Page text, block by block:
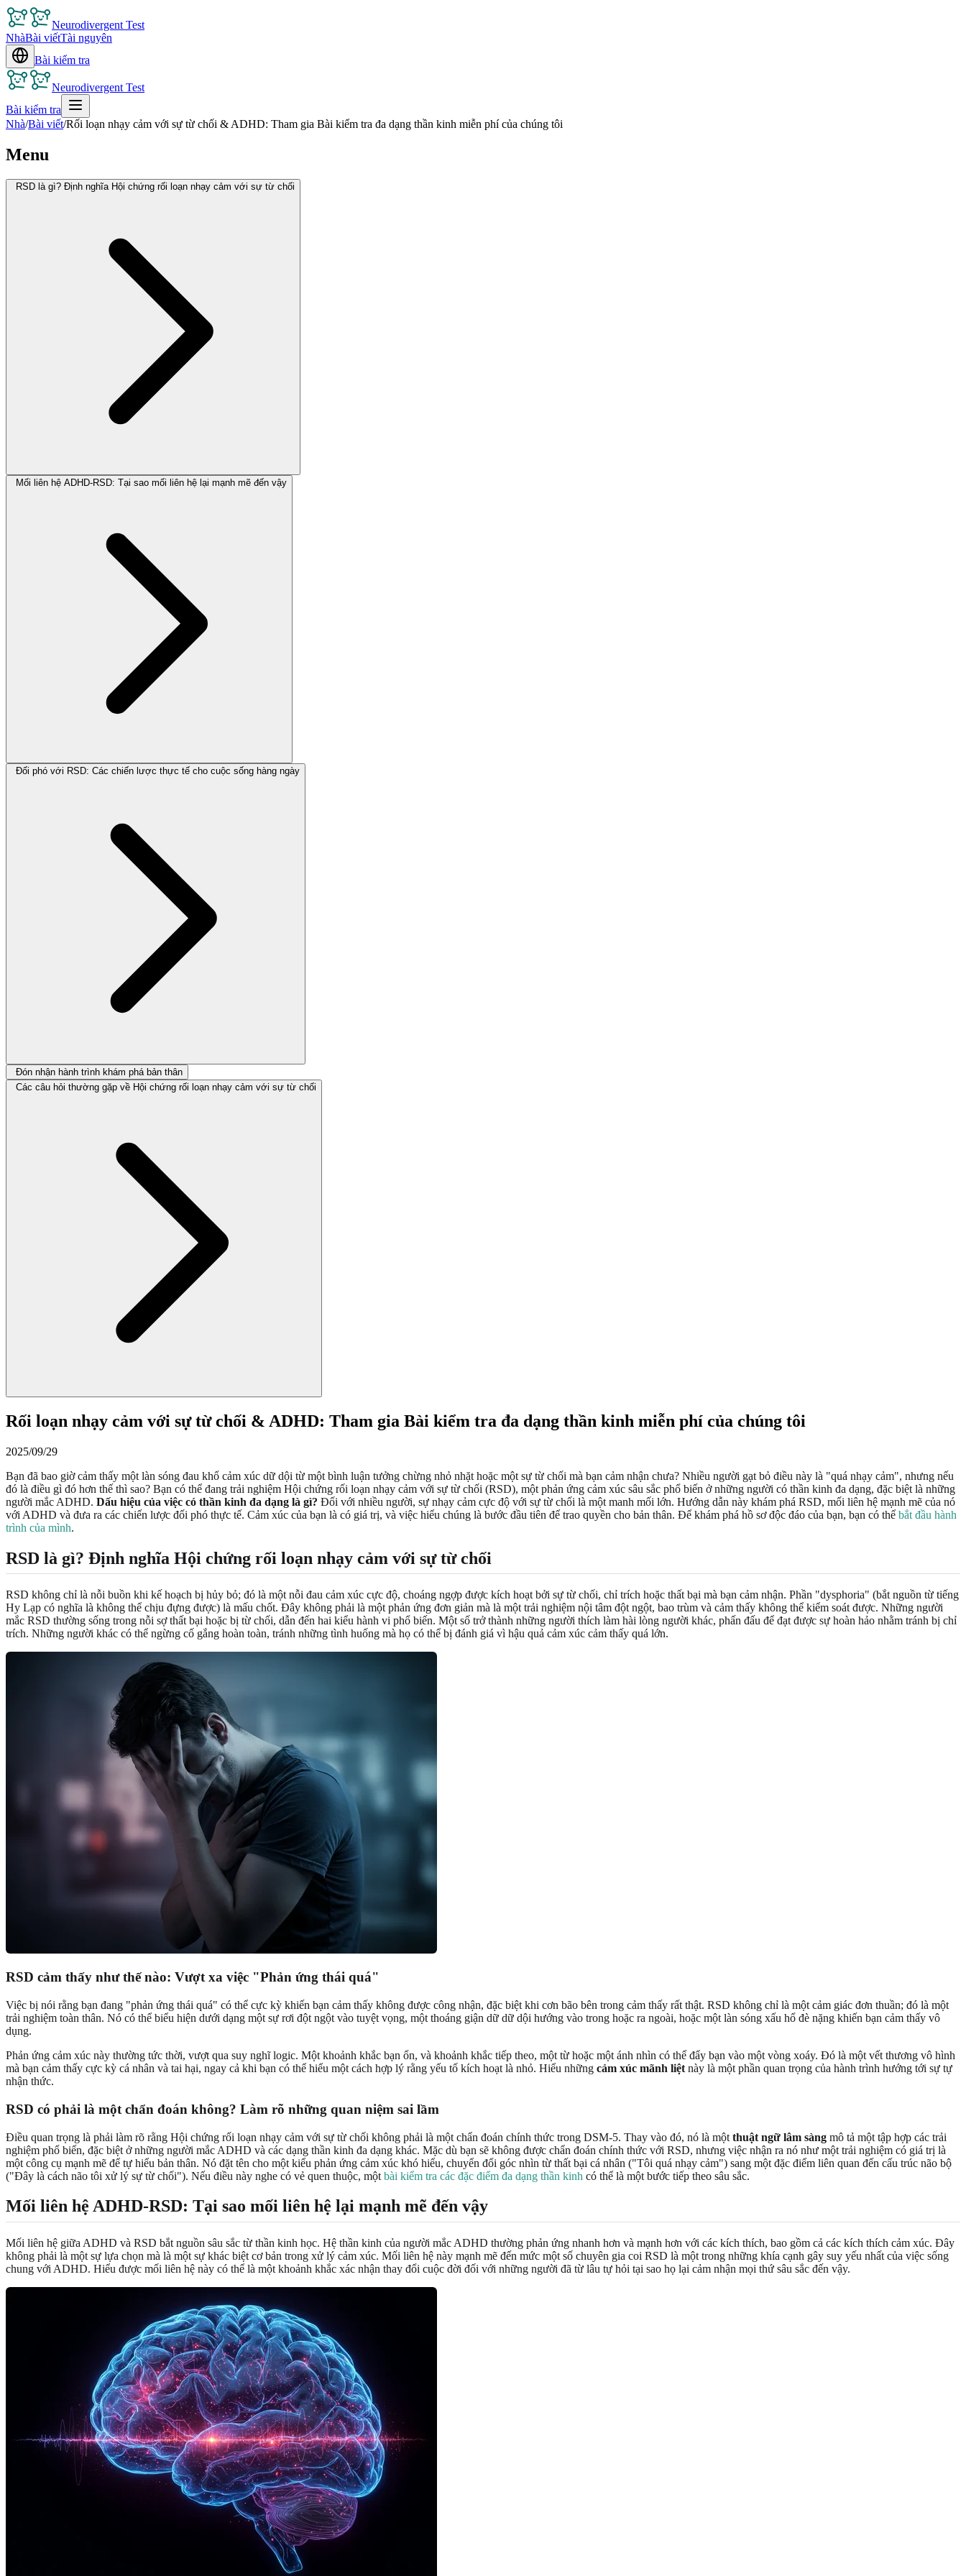
Neurodivergent Test
NhàBài viếtTài nguyên
Bài kiểm tra
Neurodivergent Test
Bài kiểm tra
Nhà/Bài viết/Rối loạn nhạy cảm với sự từ chối & ADHD: Tham gia Bài kiểm tra đa dạng thần kinh miễn phí của chúng tôi
Menu
RSD là gì? Định nghĩa Hội chứng rối loạn nhạy cảm với sự từ chối
Mối liên hệ ADHD-RSD: Tại sao mối liên hệ lại mạnh mẽ đến vậy
Đối phó với RSD: Các chiến lược thực tế cho cuộc sống hàng ngày
Đón nhận hành trình khám phá bản thân
Các câu hỏi thường gặp về Hội chứng rối loạn nhạy cảm với sự từ chối
Rối loạn nhạy cảm với sự từ chối & ADHD: Tham gia Bài kiểm tra đa dạng thần kinh miễn phí của chúng tôi
2025/09/29
Bạn đã bao giờ cảm thấy một làn sóng đau khổ cảm xúc dữ dội từ một bình luận tưởng chừng nhỏ nhặt hoặc một sự từ chối mà bạn cảm nhận chưa? Nhiều người gạt bỏ điều này là "quá nhạy cảm", nhưng nếu
đó là điều gì đó hơn thế thì sao? Bạn có thể đang trải nghiệm Hội chứng rối loạn nhạy cảm với sự từ chối (RSD), một phản ứng cảm xúc sâu sắc phổ biến ở những người có thần kinh đa dạng, đặc biệt là những
người mắc ADHD. Dấu hiệu của việc có thần kinh đa dạng là gì? Đối với nhiều người, sự nhạy cảm cực độ với sự từ chối là một manh mối lớn. Hướng dẫn này khám phá RSD, mối liên hệ mạnh mẽ của nó
với ADHD và đưa ra các chiến lược đối phó thực tế. Cảm xúc của bạn là có giá trị, và việc hiểu chúng là bước đầu tiên để trao quyền cho bản thân. Để khám phá hồ sơ độc đáo của bạn, bạn có thể bắt đầu hành
trình của mình.
RSD là gì? Định nghĩa Hội chứng rối loạn nhạy cảm với sự từ chối
RSD không chỉ là nỗi buồn khi kế hoạch bị hủy bỏ; đó là một nỗi đau cảm xúc cực độ, choáng ngợp được kích hoạt bởi sự từ chối, chỉ trích hoặc thất bại mà bạn cảm nhận. Phần "dysphoria" (bắt nguồn từ tiếng
Hy Lạp có nghĩa là không thể chịu đựng được) là mấu chốt. Đây không phải là một phản ứng đơn giản mà là một trải nghiệm nội tâm đột ngột, bao trùm và cảm thấy không thể kiểm soát được. Những người
mắc RSD thường sống trong nỗi sợ thất bại hoặc bị từ chối, dẫn đến hai kiểu hành vi phổ biến. Một số trở thành những người thích làm hài lòng người khác, phấn đấu để đạt được sự hoàn hảo nhằm tránh bị chỉ
trích. Những người khác có thể ngừng cố gắng hoàn toàn, tránh những tình huống mà họ có thể bị đánh giá vì hậu quả cảm xúc cảm thấy quá lớn.
RSD cảm thấy như thế nào: Vượt xa việc "Phản ứng thái quá"
Việc bị nói rằng bạn đang "phản ứng thái quá" có thể cực kỳ khiến bạn cảm thấy không được công nhận, đặc biệt khi cơn bão bên trong cảm thấy rất thật. RSD không chỉ là một cảm giác đơn thuần; đó là một
trải nghiệm toàn thân. Nó có thể biểu hiện dưới dạng một sự rơi đột ngột vào tuyệt vọng, một thoáng giận dữ dữ dội hướng vào trong hoặc ra ngoài, hoặc một làn sóng xấu hổ đè nặng khiến bạn cảm thấy vô
dụng.
Phản ứng cảm xúc này thường tức thời, vượt qua suy nghĩ logic. Một khoảnh khắc bạn ổn, và khoảnh khắc tiếp theo, một từ hoặc một ánh nhìn có thể đẩy bạn vào một vòng xoáy. Đó là một vết thương vô hình
mà bạn cảm thấy cực kỳ cá nhân và tai hại, ngay cả khi bạn có thể hiểu một cách hợp lý rằng yếu tố kích hoạt là nhỏ. Hiểu những cảm xúc mãnh liệt này là một phần quan trọng của hành trình hướng tới sự tự
nhận thức.
RSD có phải là một chẩn đoán không? Làm rõ những quan niệm sai lầm
Điều quan trọng là phải làm rõ rằng Hội chứng rối loạn nhạy cảm với sự từ chối không phải là một chẩn đoán chính thức trong DSM-5. Thay vào đó, nó là một thuật ngữ lâm sàng mô tả một tập hợp các trải
nghiệm phổ biến, đặc biệt ở những người mắc ADHD và các dạng thần kinh đa dạng khác. Mặc dù bạn sẽ không được chẩn đoán chính thức với RSD, nhưng việc nhận ra nó như một trải nghiệm có giá trị là
một công cụ mạnh mẽ để tự hiểu bản thân. Nó đặt tên cho một kiểu phản ứng cảm xúc khó hiểu, chuyển đổi góc nhìn từ thất bại cá nhân ("Tôi quá nhạy cảm") sang một đặc điểm liên quan đến cấu trúc não bộ
("Đây là cách não tôi xử lý sự từ chối"). Nếu điều này nghe có vẻ quen thuộc, một bài kiểm tra các đặc điểm đa dạng thần kinh có thể là một bước tiếp theo sâu sắc.
Mối liên hệ ADHD-RSD: Tại sao mối liên hệ lại mạnh mẽ đến vậy
Mối liên hệ giữa ADHD và RSD bắt nguồn sâu sắc từ thần kinh học. Hệ thần kinh của người mắc ADHD thường phản ứng nhanh hơn và mạnh hơn với các kích thích, bao gồm cả các kích thích cảm xúc. Đây
không phải là một sự lựa chọn mà là một sự khác biệt cơ bản trong xử lý cảm xúc. Mối liên hệ này mạnh mẽ đến mức một số chuyên gia coi RSD là một trong những khía cạnh gây suy yếu nhất của việc sống
chung với ADHD. Hiểu được mối liên hệ này có thể là một khoảnh khắc xác nhận thay đổi cuộc đời đối với những người đã từ lâu tự hỏi tại sao họ lại cảm nhận mọi thứ sâu sắc đến vậy.